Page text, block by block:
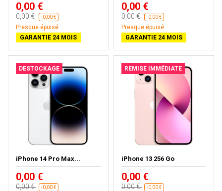
0,00 €
0,00 € -0,00 €
Presque épuisé
GARANTIE 24 MOIS
0,00 €
0,00 € -0,00 €
Presque épuisé
GARANTIE 24 MOIS
DESTOCKAGE
iPhone 14 Pro Max...
0,00 €
0,00 € -0,00 €
REMISE IMMÉDIATE
iPhone 13 256 Go
0,00 €
0,00 € -0,00 €